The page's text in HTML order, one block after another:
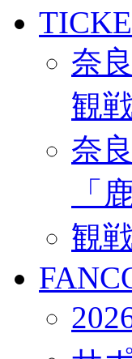
奈
観
奈
「
観